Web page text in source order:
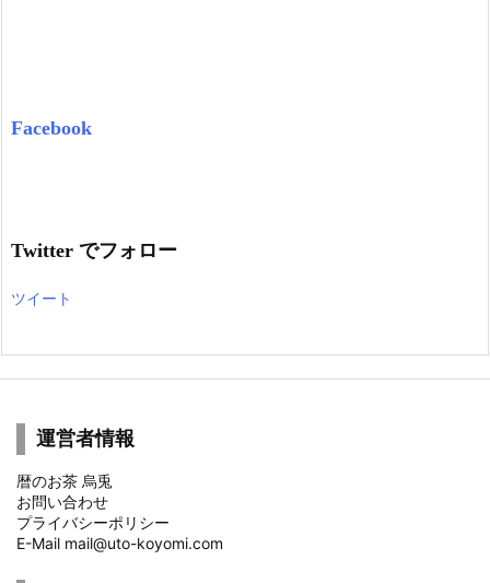
Facebook
Twitter でフォロー
ツイート
運営者情報
暦のお茶 烏兎
お問い合わせ
プライバシーポリシー
E-Mail mail@uto-koyomi.com